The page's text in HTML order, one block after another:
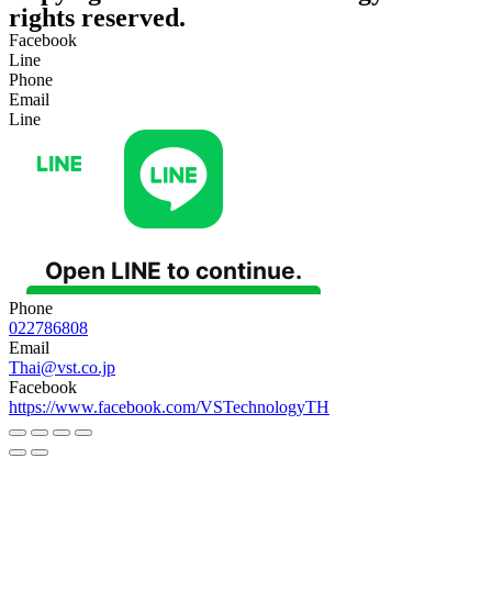
rights reserved.
Facebook
Line
Phone
Email
Line
Phone
022786808
Email
Thai@vst.co.jp
Facebook
https://www.facebook.com/VSTechnologyTH